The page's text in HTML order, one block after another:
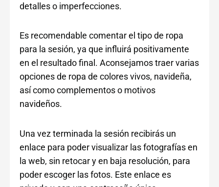
detalles o imperfecciones.
Es recomendable comentar el tipo de ropa
para la sesión, ya que influirá positivamente
en el resultado final. Aconsejamos traer varias
opciones de ropa de colores vivos, navideña,
así como complementos o motivos
navideños.
Una vez terminada la sesión recibirás un
enlace para poder visualizar las fotografías en
la web, sin retocar y en baja resolución, para
poder escoger las fotos. Este enlace es